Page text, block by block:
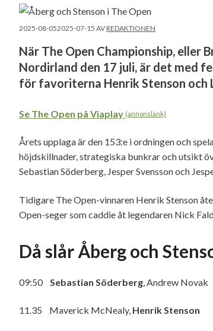
2025-08-052025-07-15 AVREDAKTIONEN
När The Open Championship, eller
Nordirland den 17 juli, är det med
för favoriterna Henrik Stenson och
Se The Open på Viaplay (annonslänk)
Årets upplaga är den 153:e i ordningen och
höjdskillnader, strategiska bunkrar och utsikt
Sebastian Söderberg, Jesper Svensson och
Tidigare The Open-vinnaren Henrik Stenson
Open-seger som caddie åt legendaren Nick
Då slår Åberg och
09:50 Sebastian Söderberg , Andrew Novak
11.35 Maverick McNealy, Henrik Stenson